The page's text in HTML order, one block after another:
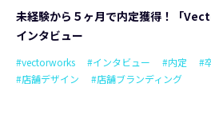
未経験から５ヶ月で内定獲得！「
インタビュー
#vectorworks #インタビュー #内定 #
#店舗デザイン
#店舗ブランディング